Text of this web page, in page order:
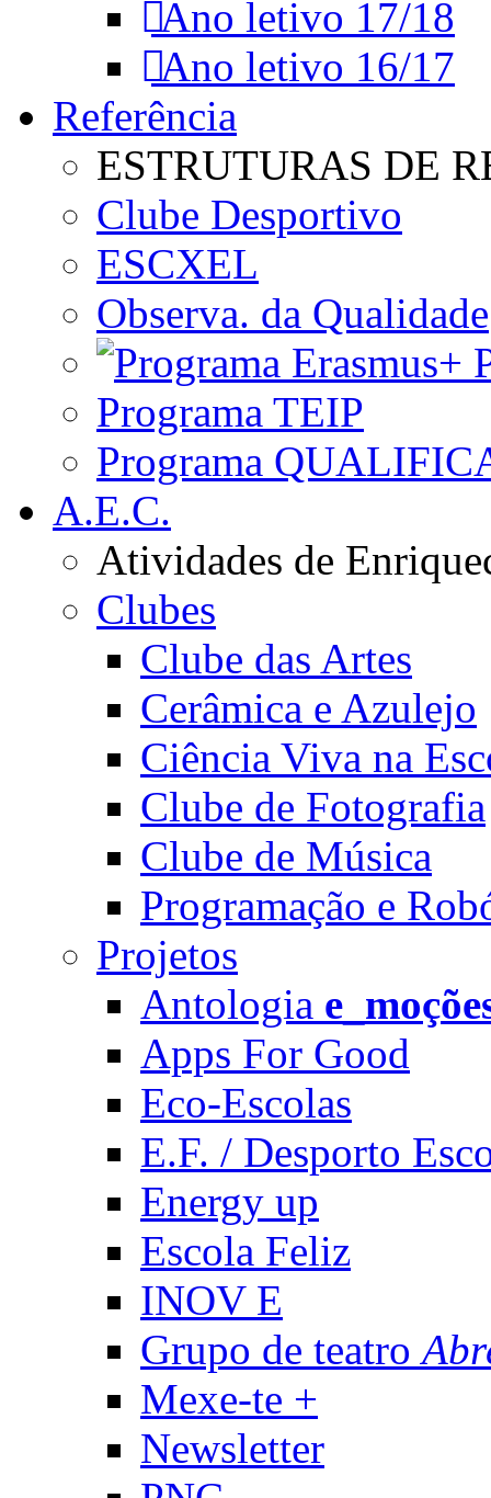
Ano letivo 17/18
Ano letivo 16/17
Referência
ESTRUTURAS DE
Clube Desportivo
ESCXEL
Observa. da Qualidade
Programa TEIP
Programa
A.E.C.
Atividades de
Clubes
Clube das Artes
Cerâmica e Azulejo
Ciência Viva na
Clube de Fotografia
Clube de Música
Programação e
Projetos
Antologia
Apps For Good
Eco-Escolas
E.F. / Desporto
Energy up
Escola Feliz
INOV E
Grupo de teatro
Mexe-te +
Newsletter